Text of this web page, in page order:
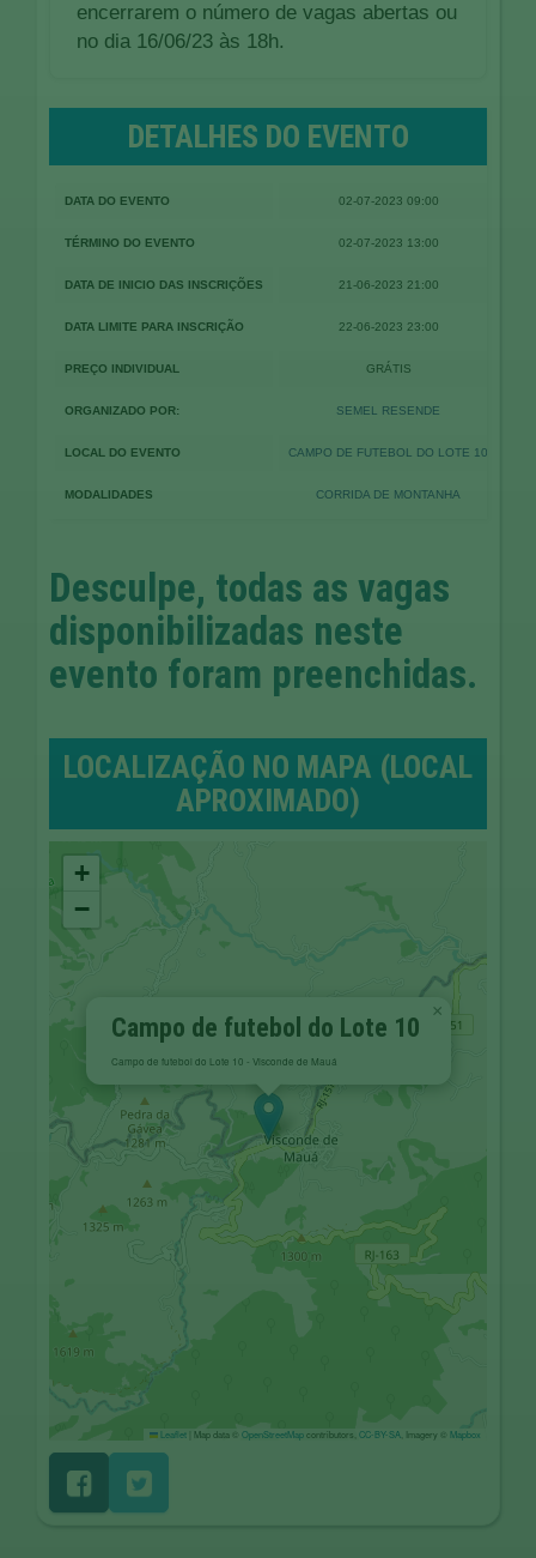
encerrarem o número de vagas abertas ou
no dia 16/06/23 às 18h.
DETALHES DO EVENTO
DATA DO EVENTO 02-07-2023 09:00
TÉRMINO DO EVENTO 02-07-2023 13:00
DATA DE INICIO DAS INSCRIÇÕES 21-06-2023 21:00
DATA LIMITE PARA INSCRIÇÃO 22-06-2023 23:00
PREÇO INDIVIDUAL GRÁTIS
ORGANIZADO POR: SEMEL RESENDE
LOCAL DO EVENTO CAMPO DE FUTEBOL DO LOTE 10
MODALIDADES CORRIDA DE MONTANHA
Desculpe, todas as vagas
disponibilizadas neste
evento foram preenchidas.
LOCALIZAÇÃO NO MAPA (LOCAL
APROXIMADO)
Campo de futebol do Lote 10
Campo de futebol do Lote 10 - Visconde de Mauá
×
+
−
Leaflet Map data © OpenStreetMapcontributors, CC-BY-SA , Imagery © Mapbox